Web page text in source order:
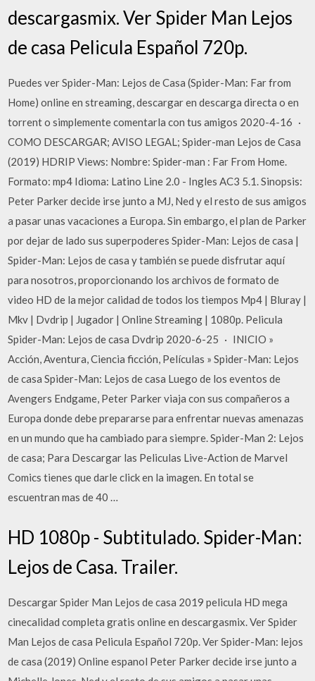
descargasmix. Ver Spider Man Lejos
de casa Pelicula Español 720p.
Puedes ver Spider-Man: Lejos de Casa (Spider-Man: Far from
Home) online en streaming, descargar en descarga directa o en
torrent o simplemente comentarla con tus amigos 2020-4-16 ·
COMO DESCARGAR; AVISO LEGAL; Spider-man Lejos de Casa
(2019) HDRIP Views: Nombre: Spider-man : Far From Home.
Formato: mp4 Idioma: Latino Line 2.0 - Ingles AC3 5.1. Sinopsis:
Peter Parker decide irse junto a MJ, Ned y el resto de sus amigos
a pasar unas vacaciones a Europa. Sin embargo, el plan de Parker
por dejar de lado sus superpoderes Spider-Man: Lejos de casa |
Spider-Man: Lejos de casa y también se puede disfrutar aquí
para nosotros, proporcionando los archivos de formato de
video HD de la mejor calidad de todos los tiempos Mp4 | Bluray |
Mkv | Dvdrip | Jugador | Online Streaming | 1080p. Pelicula
Spider-Man: Lejos de casa Dvdrip 2020-6-25 · INICIO »
Acción, Aventura, Ciencia ficción, Películas » Spider-Man: Lejos
de casa Spider-Man: Lejos de casa Luego de los eventos de
Avengers Endgame, Peter Parker viaja con sus compañeros a
Europa donde debe prepararse para enfrentar nuevas amenazas
en un mundo que ha cambiado para siempre. Spider-Man 2: Lejos
de casa; Para Descargar las Peliculas Live-Action de Marvel
Comics tienes que darle click en la imagen. En total se
escuentran mas de 40 …
HD 1080p - Subtitulado. Spider-Man:
Lejos de Casa. Trailer.
Descargar Spider Man Lejos de casa 2019 pelicula HD mega
cinecalidad completa gratis online en descargasmix. Ver Spider
Man Lejos de casa Pelicula Español 720p. Ver Spider-Man: lejos
de casa (2019) Online espanol Peter Parker decide irse junto a